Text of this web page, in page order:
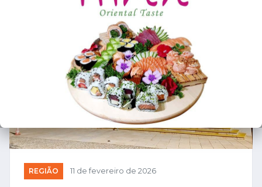
REGIÃO 11 de fevereiro de 2026